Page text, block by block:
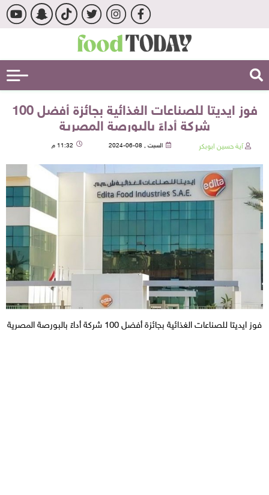
فوز ايديتا للصناعات الغذائية بجائزة أفضل 100
شركة أداءً بالبورصة المصرية
آية حسين ابوبكر السبت , 08-06-2024 11:32 م
فوز ايديتا للصناعات الغذائية بجائزة أفضل 100 شركة أداءً بالبورصة المصرية